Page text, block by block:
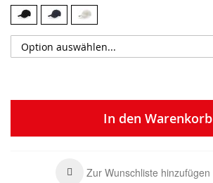
In den Warenkorb
Zur Wunschliste hinzufügen